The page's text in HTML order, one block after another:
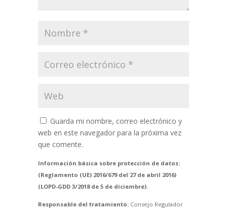
Guarda mi nombre, correo electrónico y
web en este navegador para la próxima vez
que comente.
Información básica sobre protección de datos:
(Reglamento (UE) 2016/679 del 27 de abril 2016)
(LOPD-GDD 3/2018 de 5 de diciembre).
Responsable del tratamiento:Consejo Regulador